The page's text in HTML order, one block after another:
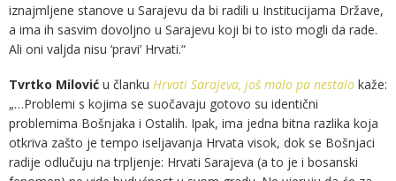
iznajmljene stanove u Sarajevu da bi radili u Institucijama Države,
a ima ih sasvim dovoljno u Sarajevu koji bi to isto mogli da rade.
Ali oni valjda nisu ‘pravi’ Hrvati.“
Tvrtko Milović u članku Hrvati Sarajeva, još malo pa nestalo kaže:
„…Problemi s kojima se suočavaju gotovo su identični
problemima Bošnjaka i Ostalih. Ipak, ima jedna bitna razlika koja
otkriva zašto je tempo iseljavanja Hrvata visok, dok se Bošnjaci
radije odlučuju na trpljenje: Hrvati Sarajeva (a to je i bosanski